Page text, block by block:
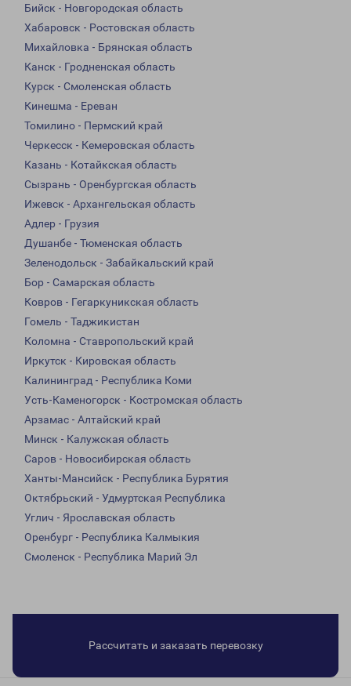
Бийск - Новгородская область
Хабаровск - Ростовская область
Михайловка - Брянская область
Канск - Гродненская область
Курск - Смоленская область
Кинешма - Ереван
Томилино - Пермский край
Черкесск - Кемеровская область
Казань - Котайкская область
Сызрань - Оренбургская область
Ижевск - Архангельская область
Адлер - Грузия
Душанбе - Тюменская область
Зеленодольск - Забайкальский край
Бор - Самарская область
Ковров - Гегаркуникская область
Гомель - Таджикистан
Коломна - Ставропольский край
Иркутск - Кировская область
Калининград - Республика Коми
Усть-Каменогорск - Костромская область
Арзамас - Алтайский край
Минск - Калужская область
Саров - Новосибирская область
Ханты-Мансийск - Республика Бурятия
Октябрьский - Удмуртская Республика
Углич - Ярославская область
Оренбург - Республика Калмыкия
Смоленск - Республика Марий Эл
Рассчитать и заказать перевозку